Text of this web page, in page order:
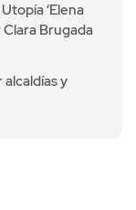
‘Elena
Brugada
y